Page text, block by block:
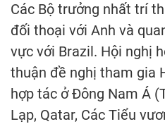
Các Bộ trưởng nhất trí
đối thoại với Anh và
vực với Brazil. Hội nghị
thuận đề nghị tham gia
hợp tác ở Đông Nam Á
Lạp, Qatar, Các Tiểu